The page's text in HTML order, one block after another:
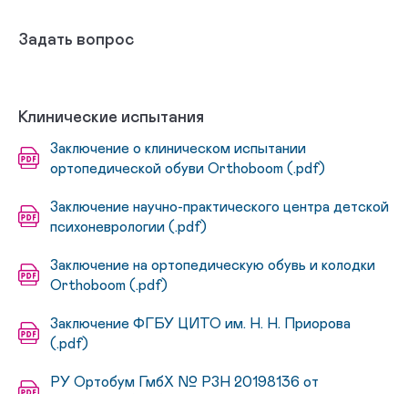
Задать вопрос
Клинические испытания
Заключение о клиническом испытании
ортопедической обуви Orthoboom (.pdf)
Заключение научно-практического центра детской
психоневрологии (.pdf)
Заключение на ортопедическую обувь и колодки
Orthoboom (.pdf)
Заключение ФГБУ ЦИТО им. Н. Н. Приорова
(.pdf)
РУ Ортобум ГмбХ № РЗН 20198136 от